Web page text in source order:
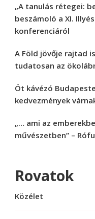
„A tanulás rétegei:
beszámoló a XI.
konferenciáról
A Föld jövője rajtad
tudatosan az
Öt kávézó
kedvezmények
„… ami az
művészetben” –
Rovatok
Közélet